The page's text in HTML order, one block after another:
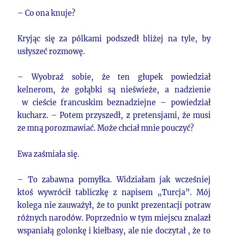
– Co ona knuje?
Kryjąc się za pólkami podszedł bliżej na tyle, by
usłyszeć rozmowę.
– Wyobraź sobie, że ten głupek powiedział
kelnerom, że gołąbki są nieświeże, a nadzienie
w cieście francuskim beznadziejne – powiedział
kucharz. – Potem przyszedł, z pretensjami, że musi
ze mną porozmawiać. Może chciał mnie pouczyć?
Ewa zaśmiała się.
– To zabawna pomyłka. Widziałam jak wcześniej
ktoś wywrócił tabliczkę z napisem „Turcja”. Mój
kolega nie zauważył, że to punkt prezentacji potraw
różnych narodów. Poprzednio w tym miejscu znalazł
wspaniałą golonkę i kiełbasy, ale nie doczytał , że to